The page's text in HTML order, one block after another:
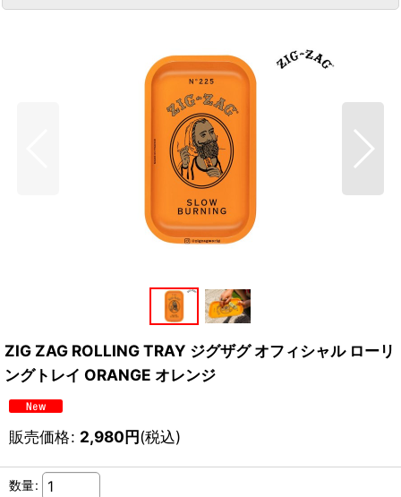
ZIG ZAG ROLLING TRAY ジグザグ オフィシャル ローリ
ングトレイ ORANGE オレンジ
販売価格: 2,980円(税込)
数量: